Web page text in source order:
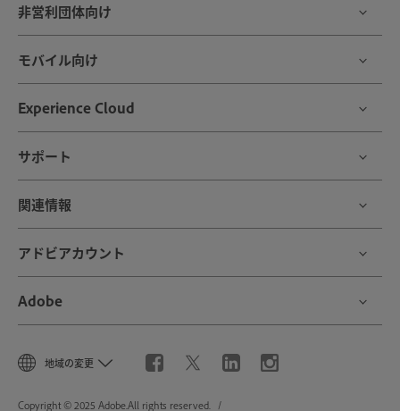
非営利団体向け
モバイル向け
Experience Cloud
サポート
関連情報
アドビアカウント
Adobe
地域の変更
Copyright © 2025 Adobe.All rights reserved.